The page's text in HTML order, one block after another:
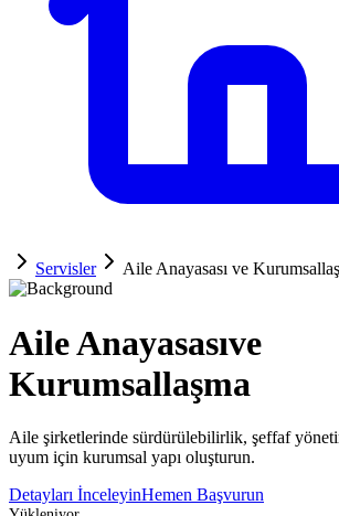
Servisler Aile Anayasası ve
Aile Anayasasıve
Kurumsallaşma
Aile şirketlerinde sürdürülebilirlik, şeffaf
uyum için kurumsal yapı oluşturun.
Detayları İnceleyinHemen Başvurun